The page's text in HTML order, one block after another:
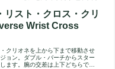
リスト・クロス・クリ
Wrist Cross
クリオネを上から下まで移動させ
ョン。ダブル・バーチからスター
ます。腕の交差は上下どちらでも